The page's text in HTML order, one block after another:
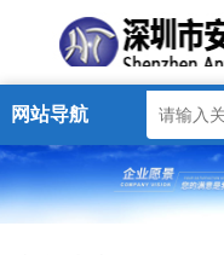
网站导航